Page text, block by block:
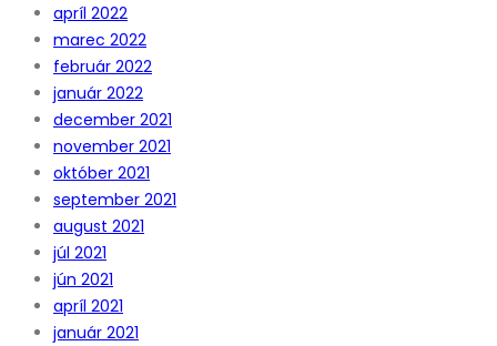
apríl 2022
marec 2022
február 2022
január 2022
december 2021
november 2021
október 2021
september 2021
august 2021
júl 2021
jún 2021
apríl 2021
január 2021